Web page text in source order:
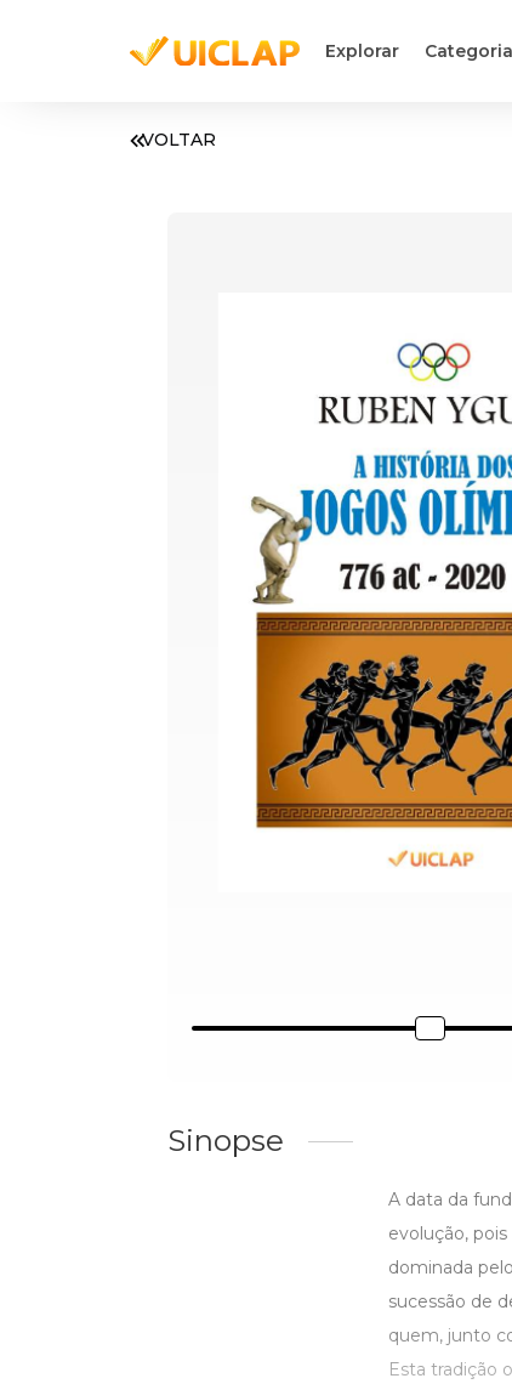
Explorar
VOLTAR
Sinopse
A data da
evolução,
dominada
sucessão de
quem, junto
Esta tradição